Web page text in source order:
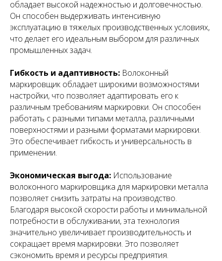
обладает высокой надежностью и долговечностью.
Он способен выдерживать интенсивную
эксплуатацию в тяжелых производственных условиях,
что делает его идеальным выбором для различных
промышленных задач.
Гибкость и адаптивность: Волоконный
маркировщик обладает широкими возможностями
настройки, что позволяет адаптировать его к
различным требованиям маркировки. Он способен
работать с разными типами металла, различными
поверхностями и разными форматами маркировки.
Это обеспечивает гибкость и универсальность в
применении.
Экономическая выгода: Использование
волоконного маркировщика для маркировки металла
позволяет снизить затраты на производство.
Благодаря высокой скорости работы и минимальной
потребности в обслуживании, эта технология
значительно увеличивает производительность и
сокращает время маркировки. Это позволяет
сэкономить время и ресурсы предприятия.